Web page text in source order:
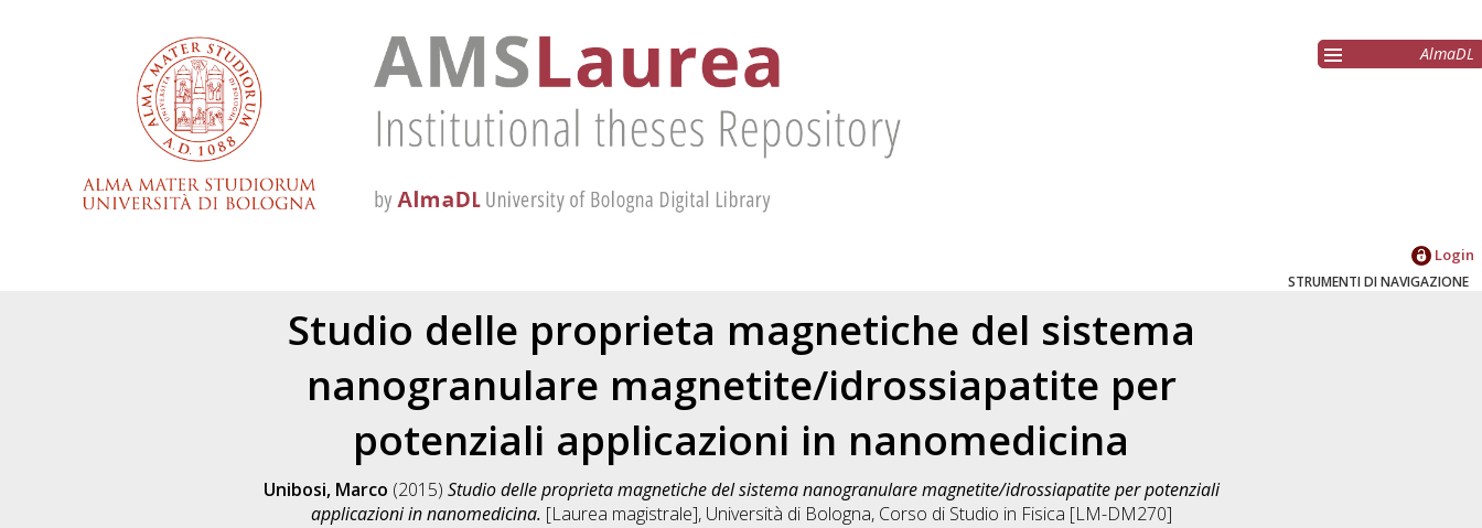
AlmaDL
Login
STRUMENTI DI NAVIGAZIONE
Studio delle proprieta magnetiche del sistema
nanogranulare magnetite/idrossiapatite per
potenziali applicazioni in nanomedicina
Unibosi, Marco (2015) Studio delle proprieta magnetiche del sistema nanogranulare magnetite/idrossiapatite per potenziali
applicazioni in nanomedicina. [Laurea magistrale], Università di Bologna, Corso di Studio in Fisica [LM-DM270]